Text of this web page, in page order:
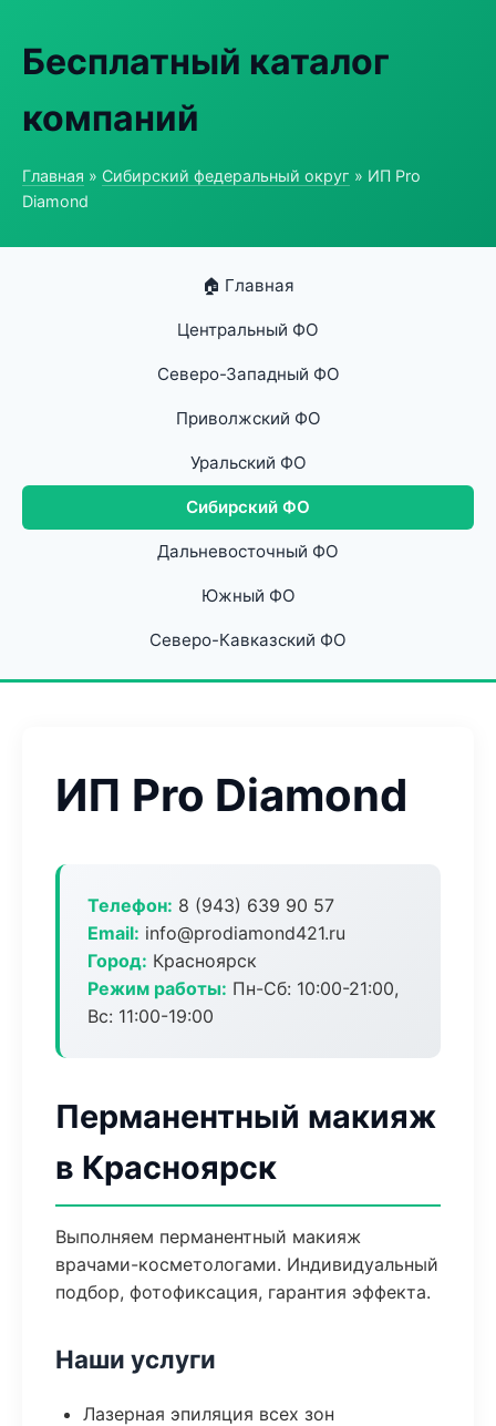
Бесплатный каталог
компаний
Главная » Сибирский федеральный округ » ИП Pro
Diamond
🏠 Главная
Центральный ФО
Северо-Западный ФО
Приволжский ФО
Уральский ФО
Сибирский ФО
Дальневосточный ФО
Южный ФО
Северо-Кавказский ФО
ИП Pro Diamond
Телефон: 8 (943) 639 90 57
Email: info@prodiamond421.ru
Город: Красноярск
Режим работы: Пн-Сб: 10:00-21:00,
Вс: 11:00-19:00
Перманентный макияж
в Красноярск
Выполняем перманентный макияж
врачами-косметологами. Индивидуальный
подбор, фотофиксация, гарантия эффекта.
Наши услуги
Лазерная эпиляция всех зон